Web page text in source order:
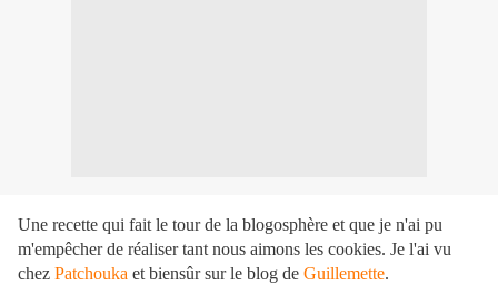
Une recette qui fait le tour de la blogosphère et que je n'ai pu
m'empêcher de réaliser tant nous aimons les cookies. Je l'ai vu
chez Patchouka et biensûr sur le blog de Guillemette.